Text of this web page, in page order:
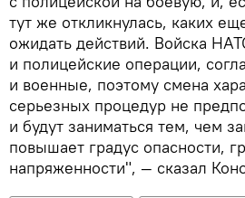
тут же откликнулась, каких
ожидать действий. Войска
и полицейские операции,
и военные, поэтому смена
серьезных процедур не
и будут заниматься тем, чем
повышает градус опасности,
напряженности", — сказал